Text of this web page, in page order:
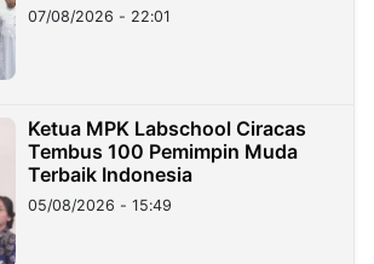
07/08/2026 - 22:01
Ketua MPK Labschool Ciracas
Tembus 100 Pemimpin Muda
Terbaik Indonesia
05/08/2026 - 15:49